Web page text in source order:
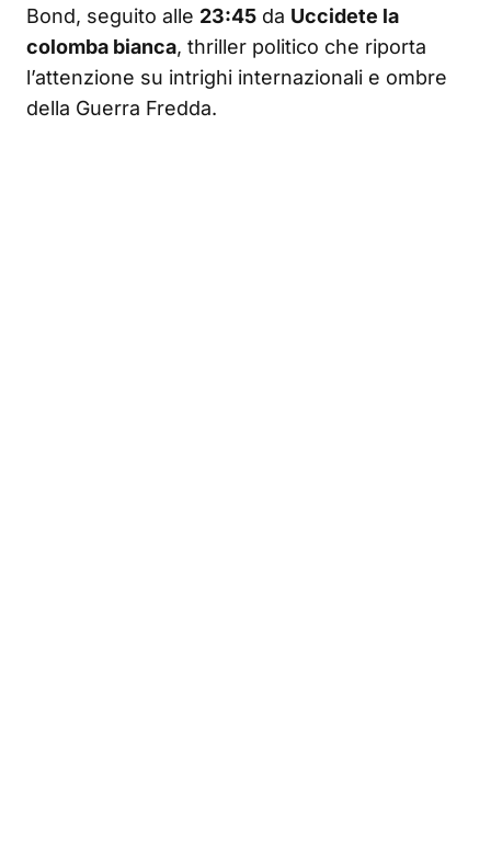
Bond, seguito alle 23:45 da Uccidete la
colomba bianca, thriller politico che riporta
l’attenzione su intrighi internazionali e ombre
della Guerra Fredda.